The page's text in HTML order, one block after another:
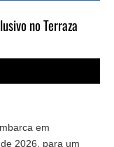
no Terraza
em
2026, para um